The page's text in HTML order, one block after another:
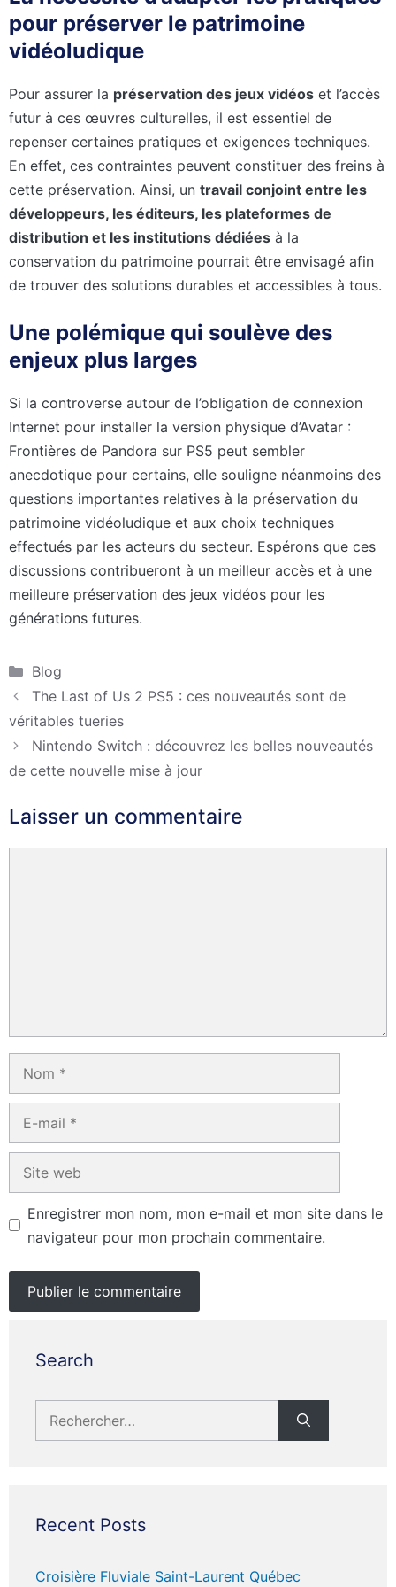
pour préserver le patrimoine
vidéoludique
Pour assurer la préservation des jeux vidéos et l’accès
futur à ces œuvres culturelles, il est essentiel de
repenser certaines pratiques et exigences techniques.
En effet, ces contraintes peuvent constituer des freins à
cette préservation. Ainsi, un travail conjoint entre les
développeurs, les éditeurs, les plateformes de
distribution et les institutions dédiées à la
conservation du patrimoine pourrait être envisagé afin
de trouver des solutions durables et accessibles à tous.
Une polémique qui soulève des
enjeux plus larges
Si la controverse autour de l’obligation de connexion
Internet pour installer la version physique d’Avatar :
Frontières de Pandora sur PS5 peut sembler
anecdotique pour certains, elle souligne néanmoins des
questions importantes relatives à la préservation du
patrimoine vidéoludique et aux choix techniques
effectués par les acteurs du secteur. Espérons que ces
discussions contribueront à un meilleur accès et à une
meilleure préservation des jeux vidéos pour les
générations futures.
Catégories
Blog
The Last of Us 2 PS5 : ces nouveautés sont de
véritables tueries
Nintendo Switch : découvrez les belles nouveautés
de cette nouvelle mise à jour
Laisser un commentaire
Enregistrer mon nom, mon e-mail et mon site dans le
navigateur pour mon prochain commentaire.
Search
Recent Posts
Croisière Fluviale Saint-Laurent Québec